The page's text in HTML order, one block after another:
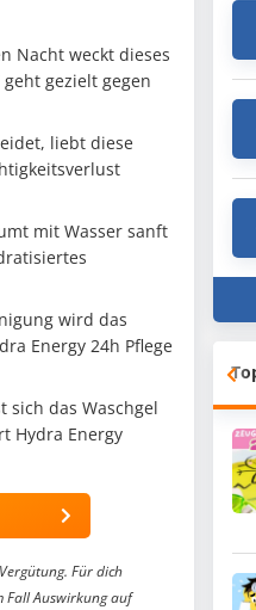
Nacht weckt dieses
gezielt gegen
liebt diese
mit Wasser sanft
wird das
Energy 24h Pflege
sich das Waschgel
Hydra Energy
Für dich
Fall Auswirkung auf